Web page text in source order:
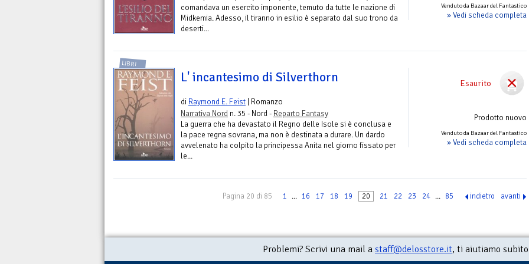
Venduto da Bazaar del Fantastico
» Vedi scheda completa
comandava un esercito imponente, temuto da tutte le nazione di
Midkemia. Adesso, il tiranno in esilio è separato dal suo trono da
deserti...
Esaurito
Prodotto nuovo
Venduto da Bazaar del Fantastico
» Vedi scheda completa
LIBRI
L' incantesimo di Silverthorn
di Raymond E. Feist | Romanzo
Narrativa Nord n. 35 - Nord - Reparto Fantasy
La guerra che ha devastato il Regno delle Isole si è conclusa e
la pace regna sovrana, ma non è destinata a durare. Un dardo
avvelenato ha colpito la principessa Anita nel giorno fissato per
le...
Pagina 20 di 85 1 ... 16 17 18 19 20 21 22 23 24 ... 85 indietro avanti
Problemi? Scrivi una mail a staff@delosstore.it, ti aiutiamo